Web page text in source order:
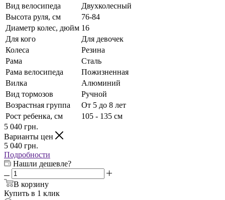
Вид велосипеда
Двухколесный
Высота руля, см
76-84
Диаметр колес, дюйм 16
Для кого
Для девочек
Колеса
Резина
Рама
Сталь
Рама велосипеда
Пожизненная
Вилка
Алюминий
Вид тормозов
Ручной
Возрастная группа
От 5 до 8 лет
Рост ребенка, см
105 - 135 см
5 040 грн.
Варианты цен
5 040 грн.
Подробности
Нашли дешевле?
В корзину
Купить в 1 клик